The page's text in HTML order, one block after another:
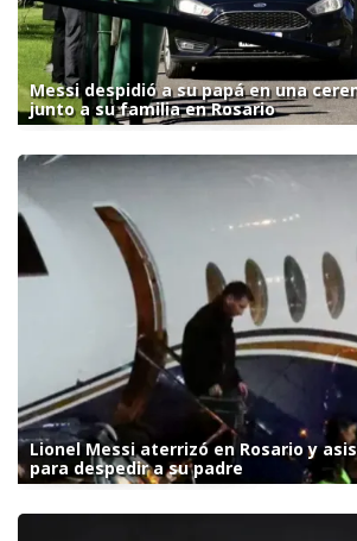
Messi despidió a su papá en una
junto a su familia en Rosario
Lionel Messi aterrizó en Rosario y
para despedir a su padre